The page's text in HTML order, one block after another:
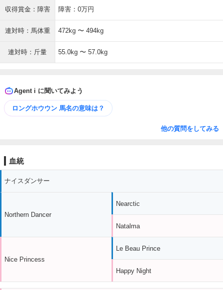
収得賞金：障害 障害：0万円
連対時：馬体重 472kg 〜 494kg
連対時：斤量 55.0kg 〜 57.0kg
Agent i に聞いてみよう
ロングホウウン 馬名の意味は？
他の質問をしてみる
血統
ナイスダンサー
Northern Dancer
Nice Princess
Nearctic
Natalma
Le Beau Prince
Happy Night